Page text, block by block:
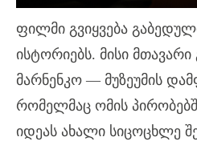
ფილმი გვიყვება
ისტორიებს. მისი
მარნენკო — მუზეუმის
რომელმაც ომის
იდეას ახალი სიცოცხლე